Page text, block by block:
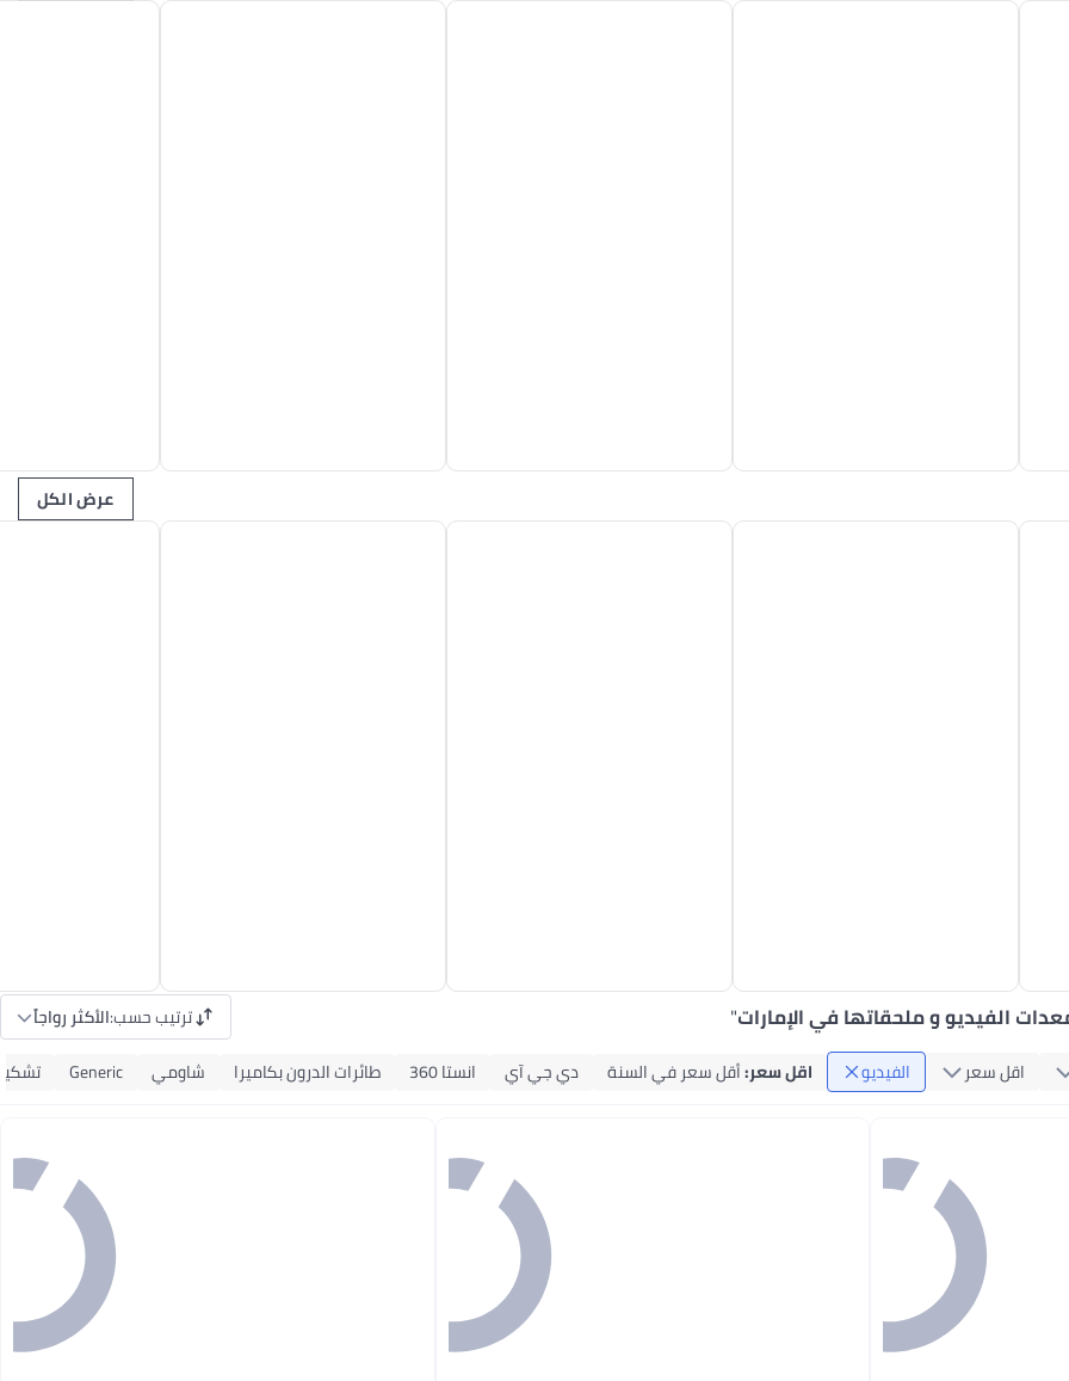
عرض الكل
الفيديو و ملحقاتها في الإمارات" ترتيب حسب:الأكثر رواجاً
اقل سعر
الفيديو اقل سعر:أقل سعر في السنة دي جي آي انستا 360 طائرات الدرون بكاميرا شاومي Generic